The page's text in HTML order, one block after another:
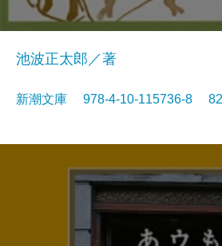
池波正太郎／著
新潮文庫 978-4-10-115736-8